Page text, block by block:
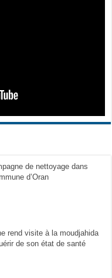
de nettoyage dans
d’Oran
rend visite à la moudjahida
de son état de santé